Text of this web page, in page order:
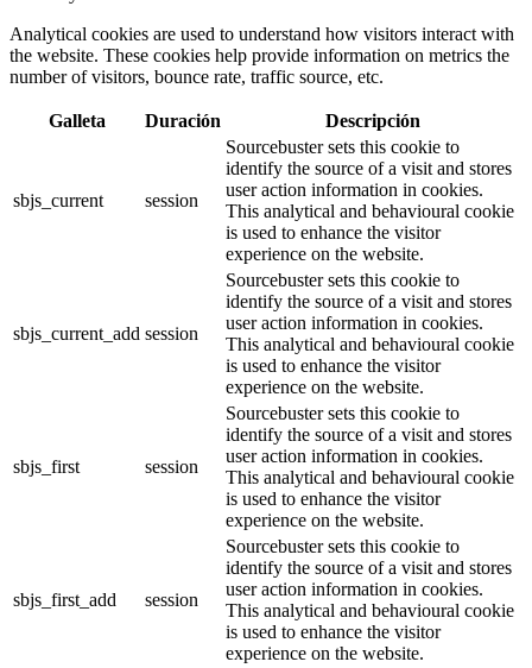
Analytical cookies are used to understand how visitors interact with
the website. These cookies help provide information on metrics the
number of visitors, bounce rate, traffic source, etc.
Galleta Duración Descripción
sbjs_current session
Sourcebuster sets this cookie to
identify the source of a visit and stores
user action information in cookies.
This analytical and behavioural cookie
is used to enhance the visitor
experience on the website.
sbjs_current_add session
Sourcebuster sets this cookie to
identify the source of a visit and stores
user action information in cookies.
This analytical and behavioural cookie
is used to enhance the visitor
experience on the website.
sbjs_first session
Sourcebuster sets this cookie to
identify the source of a visit and stores
user action information in cookies.
This analytical and behavioural cookie
is used to enhance the visitor
experience on the website.
sbjs_first_add session
Sourcebuster sets this cookie to
identify the source of a visit and stores
user action information in cookies.
This analytical and behavioural cookie
is used to enhance the visitor
experience on the website.